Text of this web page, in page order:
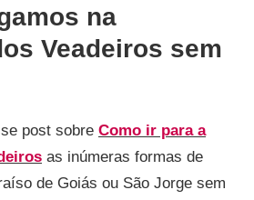
na
Veadeiros sem
post sobre Como ir para a
as inúmeras formas de
de Goiás ou São Jorge sem